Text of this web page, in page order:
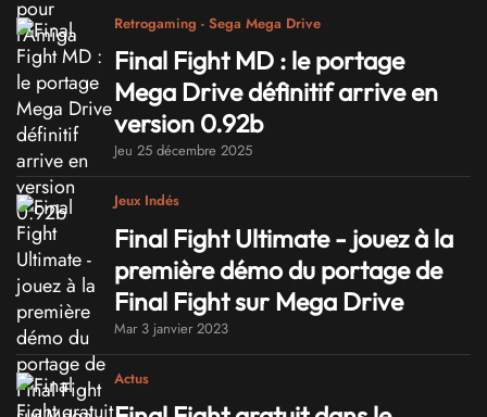
Retrogaming - Sega Mega Drive
Final Fight MD : le portage
Mega Drive définitif arrive en
version 0.92b
Jeu 25 décembre 2025
Jeux Indés
Final Fight Ultimate - jouez à la
première démo du portage de
Final Fight sur Mega Drive
Mar 3 janvier 2023
Actus